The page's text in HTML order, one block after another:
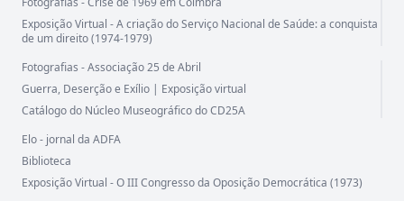
Exposição Virtual - A criação do Serviço Nacional de Saúde: a conquista
de um direito (1974-1979)
Fotografias - Associação 25 de Abril
Guerra, Deserção e Exílio | Exposição virtual
Catálogo do Núcleo Museográfico do CD25A
Elo - jornal da ADFA
Biblioteca
Exposição Virtual - O III Congresso da Oposição Democrática (1973)